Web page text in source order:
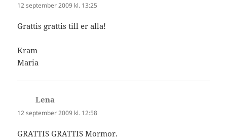
12 september 2009 kl. 13:25
Grattis grattis till er alla!
Kram
Maria
Lena
12 september 2009 kl. 12:58
GRATTIS GRATTIS Mormor.